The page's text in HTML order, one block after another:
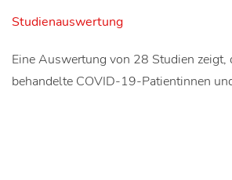
Studienauswertung
Eine Auswertung von 28 Studien zeigt,
behandelte COVID-19-Patientinnen